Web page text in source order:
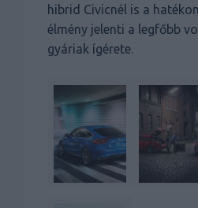
hibrid Civicnél is a
élmény jelenti a legfőbb
gyáriak ígérete.